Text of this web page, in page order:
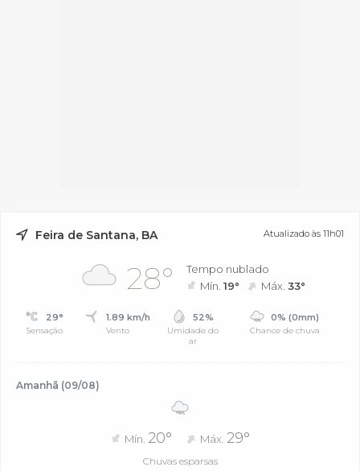
Feira de Santana, BA Atualizado às 11h01
28°
Tempo nublado
Mín.19° Máx.33°
29°
Sensação
1.89 km/h
Vento
52%
Umidade do
ar
0% (0mm)
Chance de chuva
Amanhã (09/08)
Mín. 20° Máx. 29°
Chuvas esparsas